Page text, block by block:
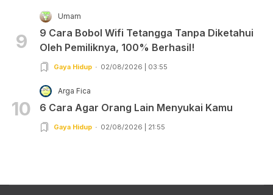
9
Umam
9 Cara Bobol Wifi Tetangga Tanpa Diketahui
Oleh Pemiliknya, 100% Berhasil!
Gaya Hidup 02/08/2026 | 03:55
10
Arga Fica
6 Cara Agar Orang Lain Menyukai Kamu
Gaya Hidup 02/08/2026 | 21:55